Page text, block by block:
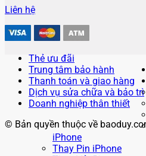
Liên hệ
Thẻ ưu đãi
Trung tâm bảo hành
Thanh toán và giao hàng
Dịch vụ sửa chữa và bảo trì
Doanh nghiệp thân thiết
© Bản quyền thuộc về
iPhone
Thay Pin iPhone